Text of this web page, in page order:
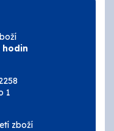
hodin
1
zboží